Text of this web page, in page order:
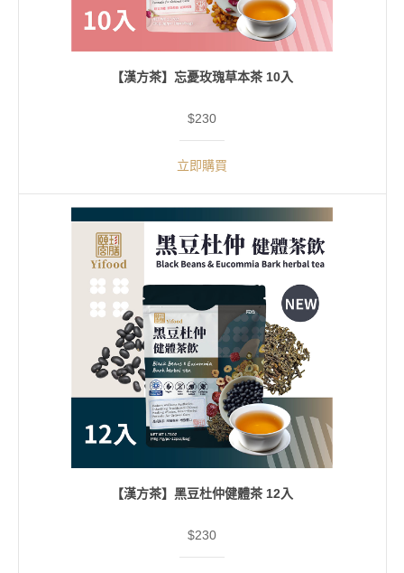
【漢方茶】忘憂玫瑰草本茶 10入
$230
立即購買
【漢方茶】黑豆杜仲健體茶 12入
$230